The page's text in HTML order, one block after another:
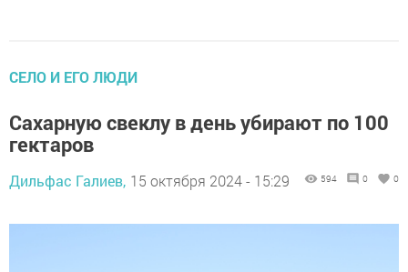
СЕЛО И ЕГО ЛЮДИ
Сахарную свеклу в день убирают по 100
гектаров
Дильфас Галиев, 15 октября 2024 - 15:29 594 0 0